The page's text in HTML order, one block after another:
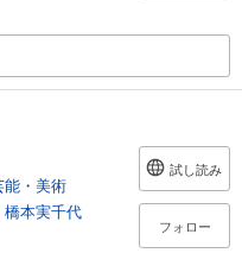
・美術
橋本実千代
試し読み
フォロー